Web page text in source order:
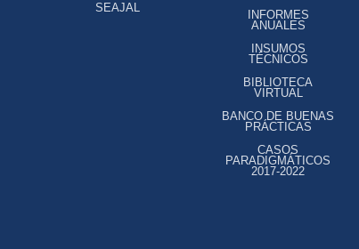
SEAJAL
INFORMES
ANUALES
INSUMOS
TÉCNICOS
BIBLIOTECA
VIRTUAL
BANCO DE BUENAS
PRÁCTICAS
CASOS
PARADIGMÁTICOS
2017-2022